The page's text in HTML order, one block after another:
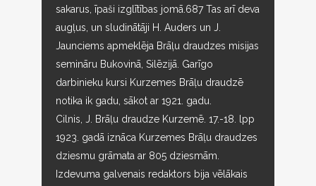
sakarus, īpaši izglītības jomā.687 Tas arī deva
augļus, un sludinātāji H. Auders un J.
Jaunciems apmeklēja Brāļu draudzes misijas
semināru Bukovinā, Silēzijā. Garīgo
darbinieku kursi Kurzemes Brāļu draudzē
notika ik gadu, sākot ar 1921. gadu.
Cilnis, J. Brāļu draudze Kurzemē. 17.-18. lpp
1923. gadā iznāca Kurzemes Brāļu draudzes
dziesmu grāmata ar 805 dziesmām.
Izdevuma galvenais redaktors bija vēlākais